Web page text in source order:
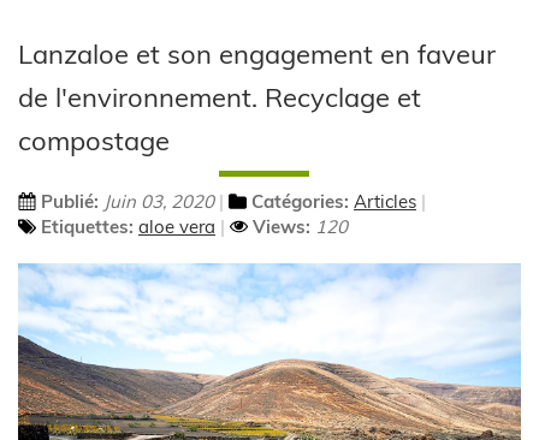
Lanzaloe et son engagement en faveur
de l'environnement. Recyclage et
compostage
Publié: Juin 03, 2020 Catégories: Articles
Etiquettes: aloe vera Views: 120